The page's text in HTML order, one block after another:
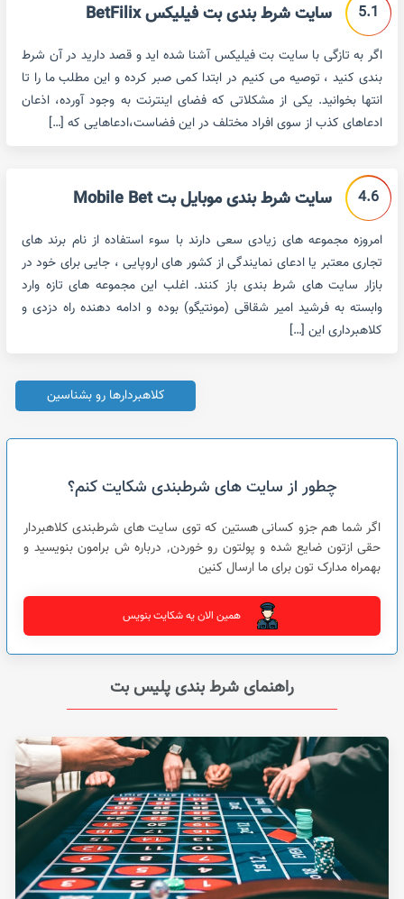
5.1 سایت شرط بندی بت فیلیکس BetFilix
اگر به تازگی با سایت بت فیلیکس آشنا شده اید و قصد دارید در آن شرط
بندی کنید ، توصیه می کنیم در ابتدا کمی صبر کرده و این مطلب ما را تا
انتها بخوانید. یکی از مشکلاتی که فضای اینترنت به وجود آورده، اذعان
ادعاهای کذب از سوی افراد مختلف در این فضاست،ادعاهایی که […]
4.6 سایت شرط بندی موبایل بت Mobile Bet
امروزه مجموعه های زیادی سعی دارند با سوء استفاده از نام برند های
تجاری معتبر یا ادعای نمایندگی از کشور های اروپایی ، جایی برای خود در
بازار سایت های شرط بندی باز کنند. اغلب این مجموعه های تازه وارد
وابسته به فرشید امیر شقاقی (مونتیگو) بوده و ادامه دهنده راه دزدی و
کلاهبرداری این […]
کلاهبردارها رو بشناسین
چطور از سایت های شرطبندی شکایت کنم؟
اگر شما هم جزو کسانی هستین که توی سایت های شرطبندی کلاهبردار
حقی ازتون ضایع شده و پولتون رو خوردن٬ درباره ش برامون بنویسید و
بهمراه مدارک تون برای ما ارسال کنین
همین الان یه شکایت بنویس
راهنمای شرط بندی پلیس بت